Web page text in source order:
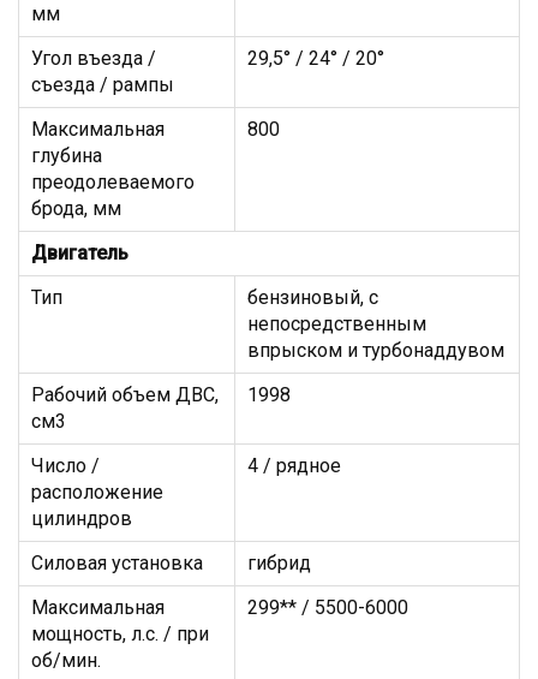
мм
Угол въезда /
съезда / рампы
29,5° / 24° / 20°
Максимальная
глубина
преодолеваемого
брода, мм
800
Двигатель
Тип
бензиновый, с
непосредственным
впрыском и турбонаддувом
Рабочий объем ДВС,
см3
1998
Число /
расположение
цилиндров
4 / рядное
Силовая установка
гибрид
Максимальная
мощность, л.с. / при
об/мин.
299** / 5500-6000